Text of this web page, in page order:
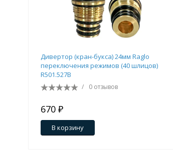
Дивертор (кран-букса) 24мм Raglo
переключения режимов (40 шлицов)
R501.527B
/ 0 отзывов
670 ₽
В корзину